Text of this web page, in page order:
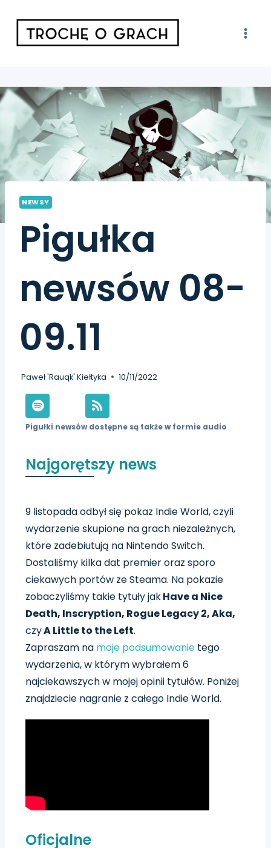
NEWSY
Pigułka
newsów 08-
09.11
Paweł 'Rauqk' Kiełtyka 10/11/2022
Pigułki newsów dostępne są także w formie audio
Najgorętszy news
9 listopada odbył się pokaz Indie World, czyli
wydarzenie skupione na grach niezależnych,
które zadebiutują na Nintendo Switch.
Dostaliśmy kilka dat premier oraz sporo
ciekawych portów ze Steama. Na pokazie
zobaczyliśmy takie tytuły jakHave a Nice
Death, Inscryption, Rogue Legacy 2, Aka,
czyA Little to the Left.
Zapraszam na moje podsumowanie tego
wydarzenia, w którym wybrałem 6
najciekawszych w mojej opinii tytułów. Poniżej
znajdziecie nagranie z całego Indie World.
Oficjalne